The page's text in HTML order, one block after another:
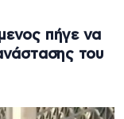
πήγε να
του